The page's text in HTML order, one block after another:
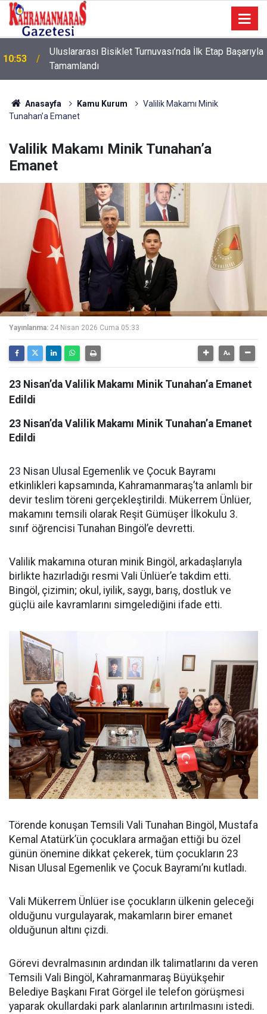
10:53
Uluslararası Bisiklet Turnuvası’nda İlk Etap Başarıyla
10:09 Sonumuz Yakın mı?
Anasayfa Kamu Kurum
Valilik Makamı Minik
Tunahan’a Emanet
Valilik Makamı Minik Tunahan’a
Emanet
Yayınlanma: 24 Nisan 2026 Cuma 05:33
23 Nisan’da Valilik Makamı Minik Tunahan’a Emanet
Edildi
23 Nisan’da Valilik Makamı Minik Tunahan’a Emanet
Edildi
23 Nisan Ulusal Egemenlik ve Çocuk Bayramı
etkinlikleri kapsamında, Kahramanmaraş’ta anlamlı bir
devir teslim töreni gerçekleştirildi. Mükerrem Ünlüer,
makamını temsili olarak Reşit Gümüşer İlkokulu 3.
sınıf öğrencisi Tunahan Bingöl’e devretti.
Valilik makamına oturan minik Bingöl, arkadaşlarıyla
birlikte hazırladığı resmi Vali Ünlüer’e takdim etti.
Bingöl, çizimin; okul, iyilik, saygı, barış, dostluk ve
güçlü aile kavramlarını simgelediğini ifade etti.
Törende konuşan Temsili Vali Tunahan Bingöl, Mustafa
Kemal Atatürk’ün çocuklara armağan ettiği bu özel
günün önemine dikkat çekerek, tüm çocukların 23
Nisan Ulusal Egemenlik ve Çocuk Bayramı’nı kutladı.
Vali Mükerrem Ünlüer ise çocukların ülkenin geleceği
olduğunu vurgulayarak, makamların birer emanet
olduğunun altını çizdi.
Görevi devralmasının ardından ilk talimatlarını da veren
Temsili Vali Bingöl, Kahramanmaraş Büyükşehir
Belediye Başkanı Fırat Görgel ile telefon görüşmesi
yaparak okullardaki park alanlarının artırılmasını istedi.